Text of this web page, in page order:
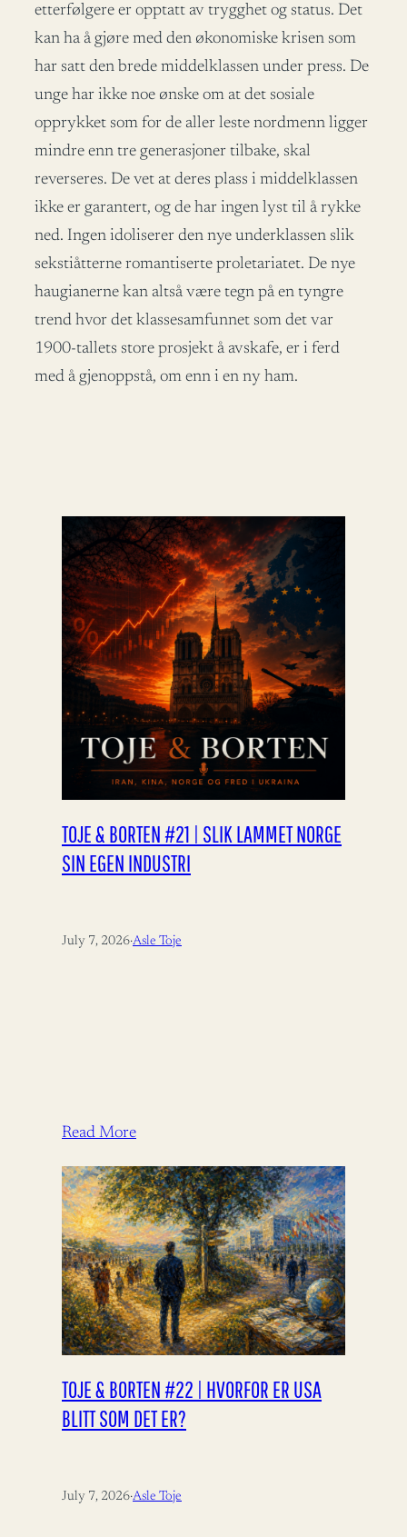
etterfølgere er opptatt av trygghet og status. Det
kan ha å gjøre med den økonomiske krisen som
har satt den brede middelklassen under press. De
unge har ikke noe ønske om at det sosiale
opprykket som for de aller leste nordmenn ligger
mindre enn tre generasjoner tilbake, skal
reverseres. De vet at deres plass i middelklassen
ikke er garantert, og de har ingen lyst til å rykke
ned. Ingen idoliserer den nye underklassen slik
sekstiåtterne romantiserte proletariatet. De nye
haugianerne kan altså være tegn på en tyngre
trend hvor det klassesamfunnet som det var
1900-tallets store prosjekt å avskafe, er i ferd
med å gjenoppstå, om enn i en ny ham.
TOJE & BORTEN #21 | SLIK LAMMET NORGE
SIN EGEN INDUSTRI
July 7, 2026·Asle Toje
Read More
TOJE & BORTEN #22 | HVORFOR ER USA
BLITT SOM DET ER?
July 7, 2026·Asle Toje